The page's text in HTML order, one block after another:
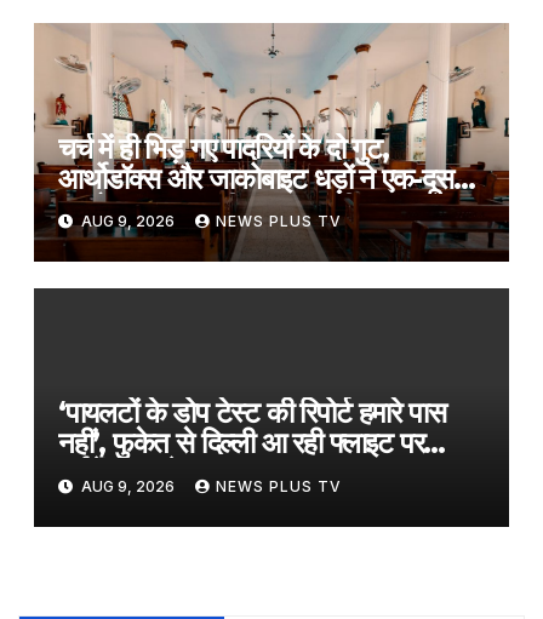
चर्च में ही भिड़ गए पादरियों के दो गुट,
आर्थोडॉक्स और जाकोबाइट धड़ों ने एक-दूसरे
पर बोला हमला; मची अफरातफरी​on
August 9, 2026 at 11:44 am
AUG 9, 2026 NEWS PLUS TV
‘पायलटों के डोप टेस्ट की रिपोर्ट हमारे पास
नहीं’, फुकेत से दिल्ली आ रही फ्लाइट पर
टर्बुलेंस मामले पर Air India​on August
9, 2026 at 7:41 am
AUG 9, 2026 NEWS PLUS TV